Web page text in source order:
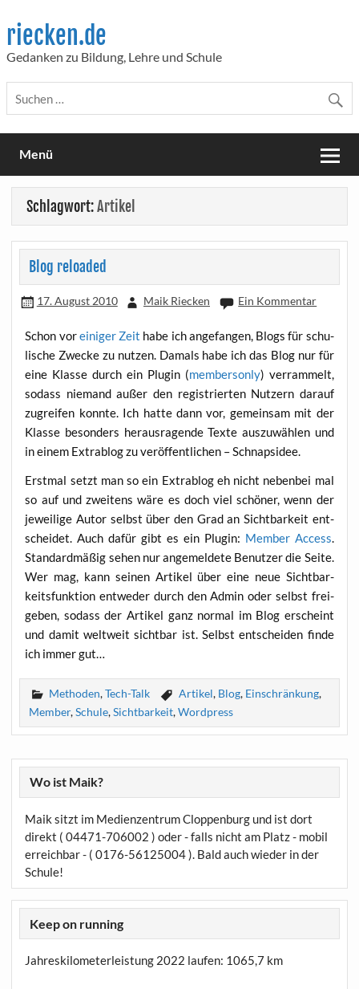
content
riecken.de
Gedanken zu Bildung, Lehre und Schule
Menü
Schlagwort:Artikel
Blog reloaded
17. August 2010 Maik Riecken Ein Kommentar
Schon voreini­ger Zeit habe ich ange­fan­gen, Blogs für schu­
li­sche Zwe­cke zu nut­zen. Damals habe ich das Blog nur für
eine Klas­se durch ein Plug­in (mem­ber­son­ly) ver­ram­melt,
sodass nie­mand außer den regis­trier­ten Nut­zern dar­auf
zugrei­fen konn­te. Ich hat­te dann vor, gemein­sam mit der
Klas­se beson­ders her­aus­ra­gen­de Tex­te aus­zu­wäh­len und
in einem Extrablog zu ver­öf­fent­li­chen – Schnapsidee.
Erst­mal setzt man so ein Extrablog eh nicht neben­bei mal
so auf und zwei­tens wäre es doch viel schö­ner, wenn der
jewei­li­ge Autor selbst über den Grad an Sicht­bar­keit ent­
schei­det. Auch dafür gibt es ein Plug­in: Mem­ber Access.
Stan­dard­mä­ßig sehen nur ange­mel­de­te Benut­zer die Sei­te.
Wer mag, kann sei­nen Arti­kel über eine neue Sicht­bar­
keits­funk­ti­on ent­we­der durch den Admin oder selbst frei­
ge­ben, sodass der Arti­kel ganz nor­mal im Blog erscheint
und damit welt­weit sicht­bar ist. Selbst ent­schei­den fin­de
ich immer gut…
Methoden,Tech-Talk Artikel, Blog, Einschränkung,
Member,Schule,Sichtbarkeit,Wordpress
Wo ist Maik?
Maik sitzt im Medienzentrum Cloppenburg und ist dort
direkt ( 04471-706002 ) oder - falls nicht am Platz - mobil
erreichbar - ( 0176-56125004 ). Bald auch wieder in der
Schule!
Keep on running
Jahreskilometerleistung 2022 laufen: 1065,7 km